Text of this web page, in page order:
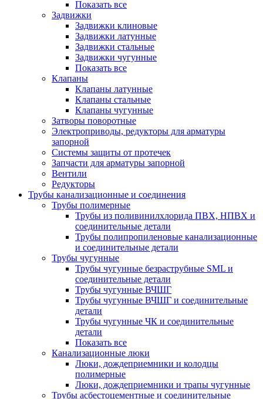
Показать все
Задвижки
Задвижки клиновые
Задвижки латунные
Задвижки стальные
Задвижки чугунные
Показать все
Клапаны
Клапаны латунные
Клапаны стальные
Клапаны чугунные
Затворы поворотные
Электроприводы, редукторы для арматуры
запорной
Системы защиты от протечек
Запчасти для арматуры запорной
Вентили
Редукторы
Трубы канализационные и соединения
Трубы полимерные
Трубы из поливинилхлорида ПВХ, НПВХ и
соединительные детали
Трубы полипропиленовые канализационные
и соединительные детали
Трубы чугунные
Трубы чугунные безраструбные SML и
соединительные детали
Трубы чугунные ВЧШГ
Трубы чугунные ВЧШГ и соединительные
детали
Трубы чугунные ЧК и соединительные
детали
Показать все
Канализационные люки
Люки, дождеприемники и колодцы
полимерные
Люки, дождеприемники и трапы чугунные
Трубы асбестоцементные и соединительные